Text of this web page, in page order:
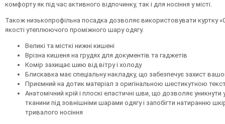
комфорту як під час активного відпочинку, так і для носіння у місті.
Також низькопрофільна посадка дозволяє використовувати куртку
якості утеплюючого проміжного шару одягу.
Великі та місткі нижні кишені
Врізна кишеня на грудях для документів та гаджетів
Комір захищає шию від вітру і холоду
Блискавка має спеціальну накладку, що забезпечує захист
Приємний на дотик матеріал з оригінальною шестикутною
Анатомічний крій і плоскі еластичні шви, що дозволяє
тканини під зовнішніми шарами одягу і запобігти натиранню
тривалого носіння